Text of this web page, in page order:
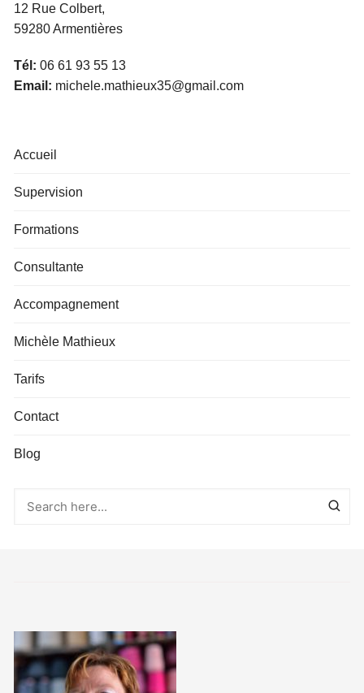
12 Rue Colbert,
59280 Armentières
Tél: 06 61 93 55 13
Email: michele.mathieux35@gmail.com
Accueil
Supervision
Formations
Consultante
Accompagnement
Michèle Mathieux
Tarifs
Contact
Blog